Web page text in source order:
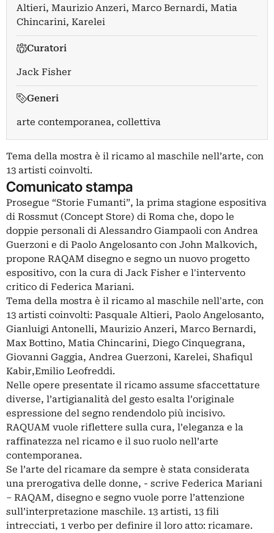
Altieri, Maurizio Anzeri, Marco Bernardi, Matia
Chincarini, Karelei
Curatori
Jack Fisher
Generi
arte contemporanea, collettiva
Tema della mostra è il ricamo al maschile nell’arte, con
13 artisti coinvolti.
Comunicato stampa
Prosegue “Storie Fumanti”, la prima stagione espositiva
di Rossmut (Concept Store) di Roma che, dopo le
doppie personali di Alessandro Giampaoli con Andrea
Guerzoni e di Paolo Angelosanto con John Malkovich,
propone RAQAM disegno e segno un nuovo progetto
espositivo, con la cura di Jack Fisher e l'intervento
critico di Federica Mariani.
Tema della mostra è il ricamo al maschile nell'arte, con
13 artisti coinvolti: Pasquale Altieri, Paolo Angelosanto,
Gianluigi Antonelli, Maurizio Anzeri, Marco Bernardi,
Max Bottino, Matia Chincarini, Diego Cinquegrana,
Giovanni Gaggia, Andrea Guerzoni, Karelei, Shafiqul
Kabir,Emilio Leofreddi.
Nelle opere presentate il ricamo assume sfaccettature
diverse, l’artigianalità del gesto esalta l’originale
espressione del segno rendendolo più incisivo.
RAQUAM vuole riflettere sulla cura, l’eleganza e la
raffinatezza nel ricamo e il suo ruolo nell’arte
contemporanea.
Se l’arte del ricamare da sempre è stata considerata
una prerogativa delle donne, - scrive Federica Mariani
– RAQAM, disegno e segno vuole porre l’attenzione
sull’interpretazione maschile. 13 artisti, 13 fili
intrecciati, 1 verbo per definire il loro atto: ricamare.